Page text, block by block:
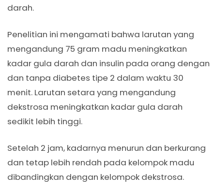
darah.
Penelitian ini mengamati bahwa larutan yang
mengandung 75 gram madu meningkatkan
kadar gula darah dan insulin pada orang dengan
dan tanpa diabetes tipe 2 dalam waktu 30
menit. Larutan setara yang mengandung
dekstrosa meningkatkan kadar gula darah
sedikit lebih tinggi.
Setelah 2 jam, kadarnya menurun dan berkurang
dan tetap lebih rendah pada kelompok madu
dibandingkan dengan kelompok dekstrosa.